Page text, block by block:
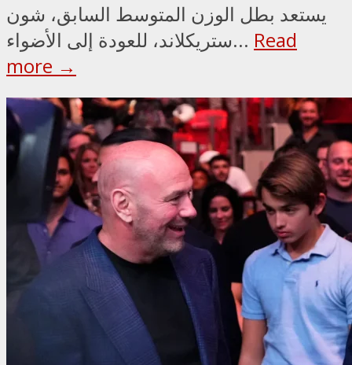
يستعد بطل الوزن المتوسط السابق، شون
ستريكلاند، للعودة إلى الأضواء... Read
more →